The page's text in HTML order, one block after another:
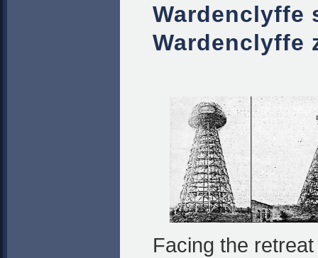
Wardenclyffe
Wardenclyffe
Facing the